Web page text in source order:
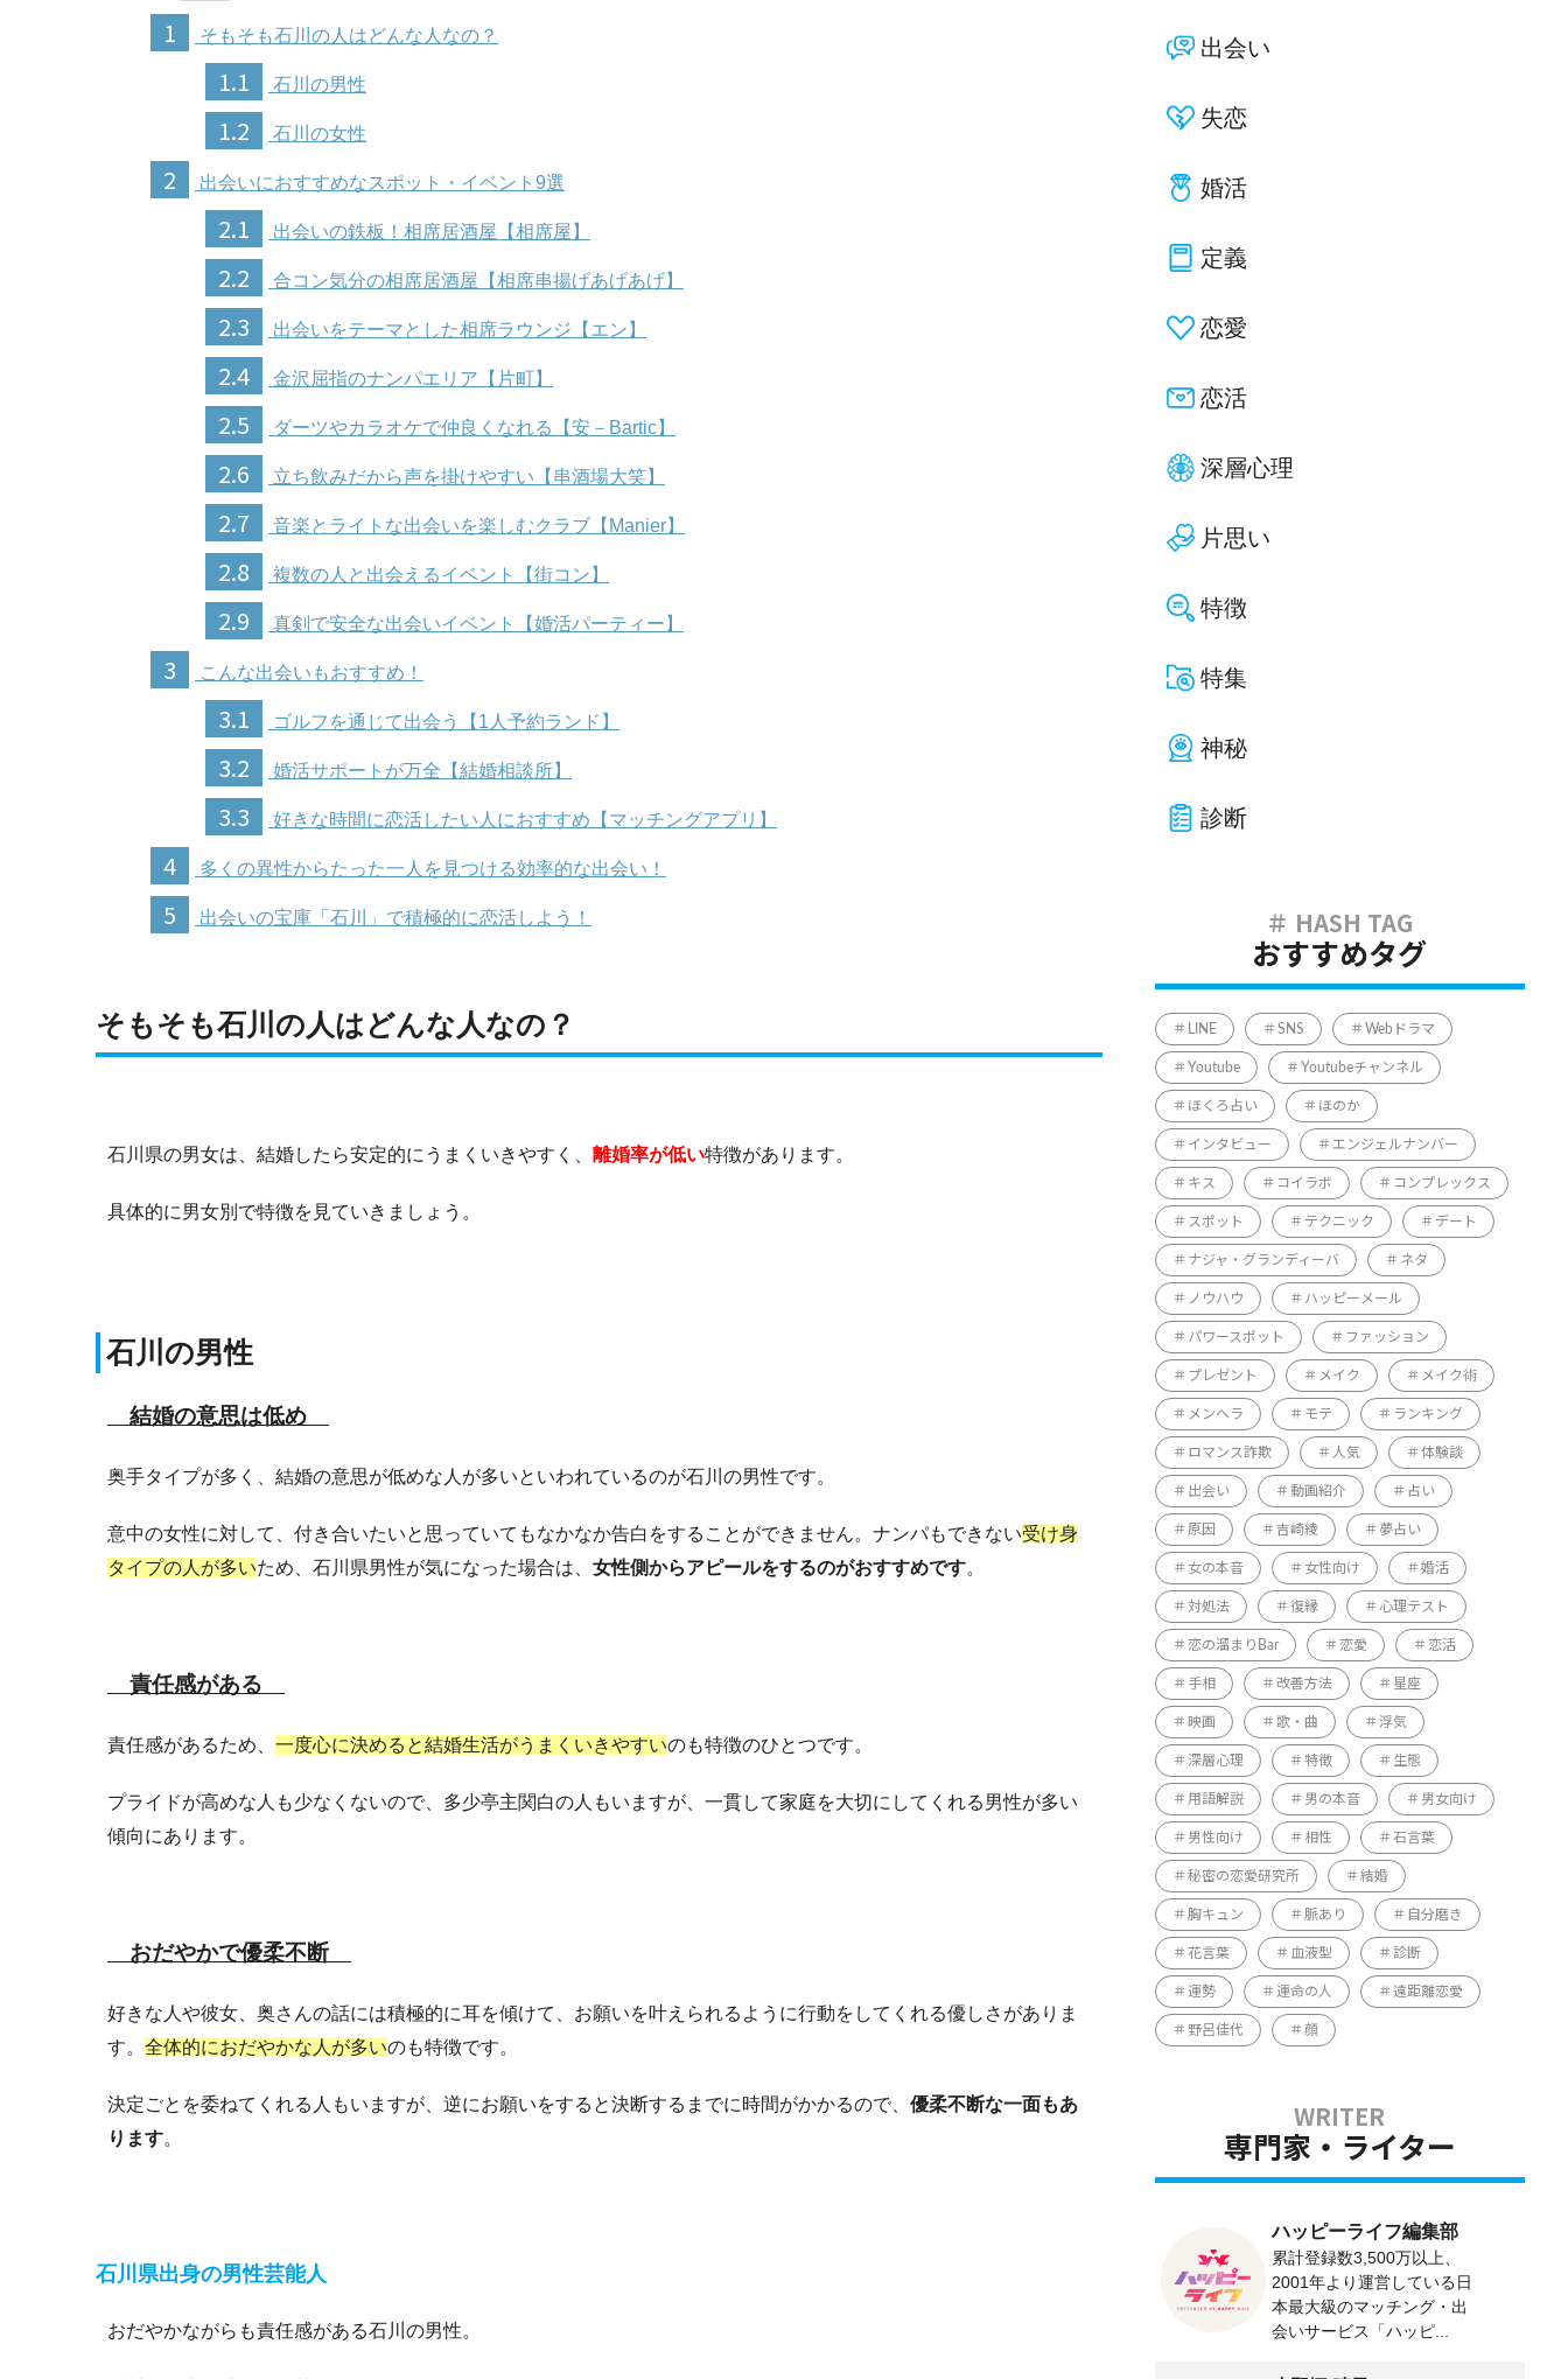
1
そもそも石川の人はどんな人なの？
1.1 石川の男性
1.2 石川の女性
2 出会いにおすすめなスポット・イベント9選
2.1 出会いの鉄板！相席居酒屋【相席屋】
2.2 合コン気分の相席居酒屋【相席串揚げあげあげ】
2.3 出会いをテーマとした相席ラウンジ【エン】
2.4 金沢屈指のナンパエリア【片町】
2.5 ダーツやカラオケで仲良くなれる【安－Bartic】
2.6 立ち飲みだから声を掛けやすい【串酒場大笑】
2.7 音楽とライトな出会いを楽しむクラブ【Manier】
2.8 複数の人と出会えるイベント【街コン】
2.9 真剣で安全な出会いイベント【婚活パーティー】
3 こんな出会いもおすすめ！
3.1 ゴルフを通じて出会う【1人予約ランド】
3.2 婚活サポートが万全【結婚相談所】
3.3 好きな時間に恋活したい人におすすめ【マッチングアプリ】
4 多くの異性からたった一人を見つける効率的な出会い！
5 出会いの宝庫「石川」で積極的に恋活しよう！
そもそも石川の人はどんな人なの？
石川県の男女は、結婚したら安定的にうまくいきやすく、 離婚率が低い特徴があります。
具体的に男女別で特徴を見ていきましょう。
石川の男性
結婚の意思は低め
奥手タイプが多く、結婚の意思が低めな人が多いといわれているのが石川の男性です。
意中の女性に対して、付き合いたいと思っていてもなかなか告白をすることができません。ナンパもできない受け身
タイプの人が多いため、石川県男性が気になった場合は、 女性側からアピールをするのがおすすめです。
責任感がある
責任感があるため、 一度心に決めると結婚生活がうまくいきやすいのも特徴のひとつです。
プライドが高めな人も少なくないので、多少亭主関白の人もいますが、一貫して家庭を大切にしてくれる男性が多い
傾向にあります。
おだやかで優柔不断
好きな人や彼女、奥さんの話には積極的に耳を傾けて、お願いを叶えられるように行動をしてくれる優しさがありま
す。 全体的におだやかな人が多いのも特徴です。
決定ごとを委ねてくれる人もいますが、逆にお願いをすると決断するまでに時間がかかるので、 優柔不断な一面もあ
ります。
石川県出身の男性芸能人
おだやかながらも責任感がある石川の男性。
出会い
失恋
婚活
定義
恋愛
恋活
深層心理
片思い
特徴
特集
神秘
診断
おすすめタグ
LINE SNS Webドラマ
Youtube Youtubeチャンネル
ほくろ占い ほのか
インタビュー エンジェルナンバー
キス コイラボ コンプレックス
スポット テクニック デート
ナジャ・グランディーバ ネタ
ノウハウ ハッピーメール
パワースポット ファッション
プレゼント メイク メイク術
メンヘラ モテ ランキング
ロマンス詐欺 人気 体験談
出会い 動画紹介 占い
原因 吉崎綾 夢占い
女の本音 女性向け 婚活
対処法 復縁 心理テスト
恋の溜まりBar 恋愛 恋活
手相 改善方法 星座
映画 歌・曲 浮気
深層心理 特徴 生態
用語解説 男の本音 男女向け
男性向け 相性 石言葉
秘密の恋愛研究所 結婚
胸キュン 脈あり 自分磨き
花言葉 血液型 診断
運勢 運命の人 遠距離恋愛
野呂佳代 顔
専門家・ライター
ハッピーライフ編集部
累計登録数3,500万以上、
2001年より運営している日
本最大級のマッチング・出
会いサービス「ハッピ...